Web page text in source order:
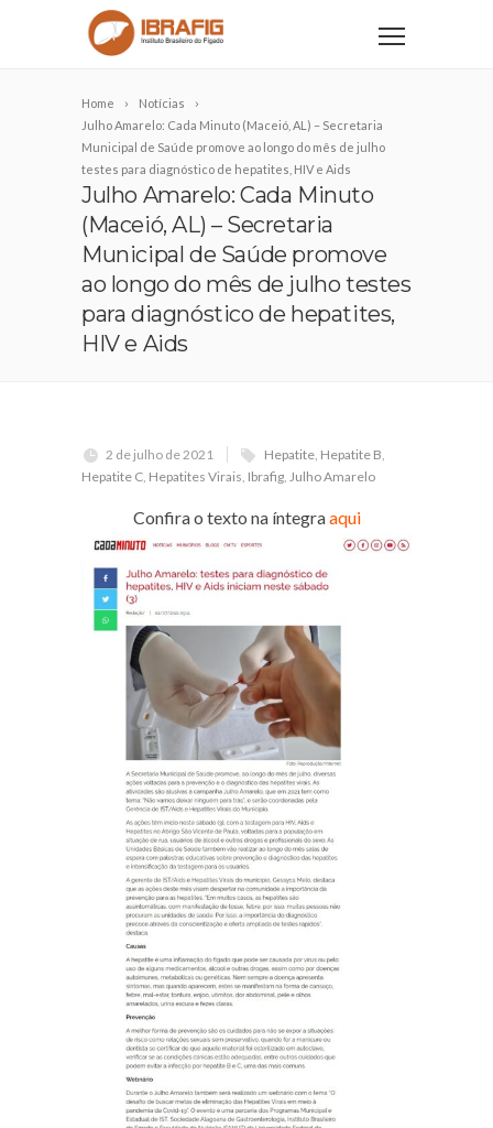
Home
Notícias
Julho Amarelo: Cada Minuto (Maceió, AL) – Secretaria
Municipal de Saúde promove ao longo do mês de julho
testes para diagnóstico de hepatites, HIV e Aids
Julho Amarelo: Cada Minuto
(Maceió, AL) – Secretaria
Municipal de Saúde promove
ao longo do mês de julho testes
para diagnóstico de hepatites,
HIV e Aids
2 de julho de 2021 Hepatite, Hepatite B,
Hepatite C, Hepatites Virais, Ibrafig, Julho Amarelo
Confira o texto na íntegraaqui